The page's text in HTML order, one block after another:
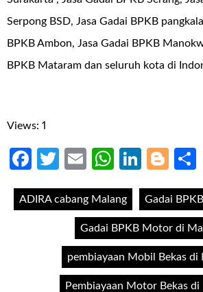
Serpong BSD, Jasa Gadai BPKB
BPKB Ambon, Jasa Gadai BPKB
BPKB Mataram dan seluruh kota di
Views: 1
Facebook
Twitter
Email
ADIRA cabang Malang Gadai
Gadai BPKB Motor di
pembiayaan Mobil Bekas di
Pembiayaan Motor Bekas di